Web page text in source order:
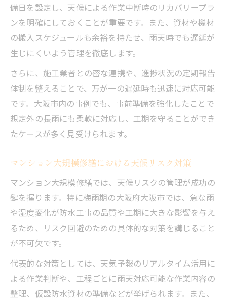
備日を設定し、天候による作業中断時のリカバリープラ
ンを明確にしておくことが重要です。また、資材や機材
の搬入スケジュールも余裕を持たせ、雨天時でも遅延が
生じにくいよう管理を徹底します。
さらに、施工業者との密な連携や、進捗状況の定期報告
体制を整えることで、万が一の遅延時も迅速に対応可能
です。大阪市内の事例でも、事前準備を強化したことで
想定外の長雨にも柔軟に対応し、工期を守ることができ
たケースが多く見受けられます。
マンション大規模修繕における天候リスク対策
マンション大規模修繕では、天候リスクの管理が成功の
鍵を握ります。特に梅雨期の大阪府大阪市では、急な雨
や湿度変化が防水工事の品質や工期に大きな影響を与え
るため、リスク回避のための具体的な対策を講じること
が不可欠です。
代表的な対策としては、天気予報のリアルタイム活用に
よる作業判断や、工程ごとに雨天対応可能な作業内容の
整理、仮設防水資材の準備などが挙げられます。また、